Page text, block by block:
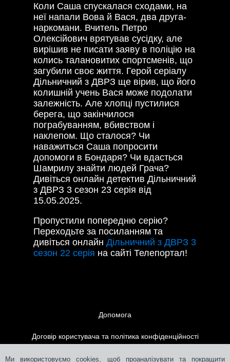
Ми використовуємо cookies, щоб проаналізувати та покращити
Коли Саша спускалася сходами, на
неї напали Вова й Вася, два друга-
наркомани. Вчитель Петро
Олексійович врятував сусідку, але
вирішив не писати заяву в поліцію на
колись талановитих спортсменів, що
загубили своє життя. Герой серіалу
Дільничний з ДВРЗ ще вірив, що його
колишній учень Вася може подолати
залежність. Але хлопці пустилися
берега, що закінчилося
пограбуванням, вбивством і
наклепом. Що сталося? Чи
наважиться Саша попросити
допомоги в Бондаря? Чи вдасться
Шамрилу знайти людей Грача?
Дивіться онлайн детектив Дільничний
з ДВРЗ 3 сезон 23 серія від
15.05.2025.
Пропустили попередню серію?
Переходьте за посиланням та
дивіться онлайн Дільничний з ДВРЗ 3
сезон 22 серія на сайті Телепортал!
Допомога
Договір користувача та політика конфіденційності
Контакти